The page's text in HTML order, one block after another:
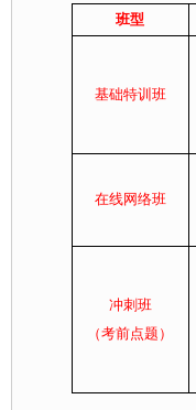
班型
基础特训班
在线网络班
冲刺班
（考前点题）